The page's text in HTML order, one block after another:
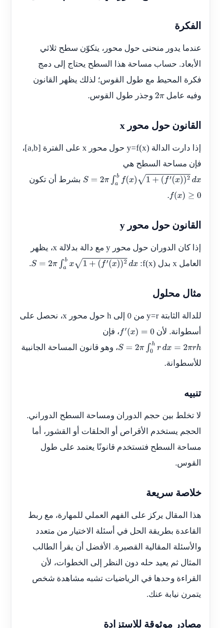
الفكرة
عندما يدور منحنى حول محور، يتكوّن سطح ثلاثي
الأبعاد. حساب مساحة هذا السطح يحتاج إلى دمج
فكرة المحيط مع طول القوس؛ لذلك يظهر القانون
وفيه عامل
2π وجذر طول القوس.
القانون حول محور x
إذا دارت الدالة y=f(x)حول محور xعلى الفترة [a,b]،
فإن مساحة السطح هي
S =2 π∫abf( x)1+(f′( x ))2 dx
بشرط أن تكون
f(x)≥ 0
.
القانون حول محور y
إذا كان الدوران حول محور yمع دالة بدلالة x، يظهر
العامل xبدل f(x)
:
S =2 π∫abx1+(f′ (x)) 2dx
.
مثال محلول
للدالة الثابتة y=rمن 0إلى hحول محور x، نحصل على
أسطوانة. لأن
f′(x)= 0
، فإن
S =2 π∫0hrd x=2π rh
، وهو قانون المساحة الجانبية
للأسطوانة.
تنبيه
لا تخلط بين حجم الدوران ومساحة السطح الدوراني.
الحجم يستخدم الأقراص أو الحلقات أو القشور، أما
مساحة السطح فتستخدم قانونًا يعتمد على طول
القوس.
خلاصة سريعة
هذا المقال يركز على الفهم العملي للمهارة، مع ربط
القاعدة بطريقة الحل في أسئلة الاختيار من متعدد
والأسئلة المقالية القصيرة. الأفضل أن يقرأ الطالب
المثال ثم يعيد حله دون النظر إلى الخطوات، لأن
القراءة وحدها في الرياضيات تشبه مشاهدة شخص
يتمرن نيابة عنك.
مصادر موثوقة للاستزادة